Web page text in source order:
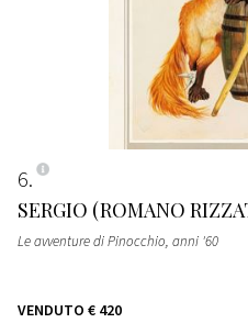
6
SERGIO (ROMANO
Le avventure di Pinocchio, anni '60
VENDUTO € 420